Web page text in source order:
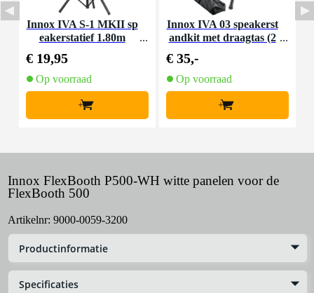
Innox IVA S-1 MKII sp
eakerstatief 1.80m
€ 19,95
Op voorraad
+
Innox IVA 03 speakerst
andkit met draagtas (2
€ 35,-
Op voorraad
+
Innox FlexBooth P500-WH witte panelen voor de
FlexBooth 500
Artikelnr: 9000-0059-3200
Productinformatie
Specificaties